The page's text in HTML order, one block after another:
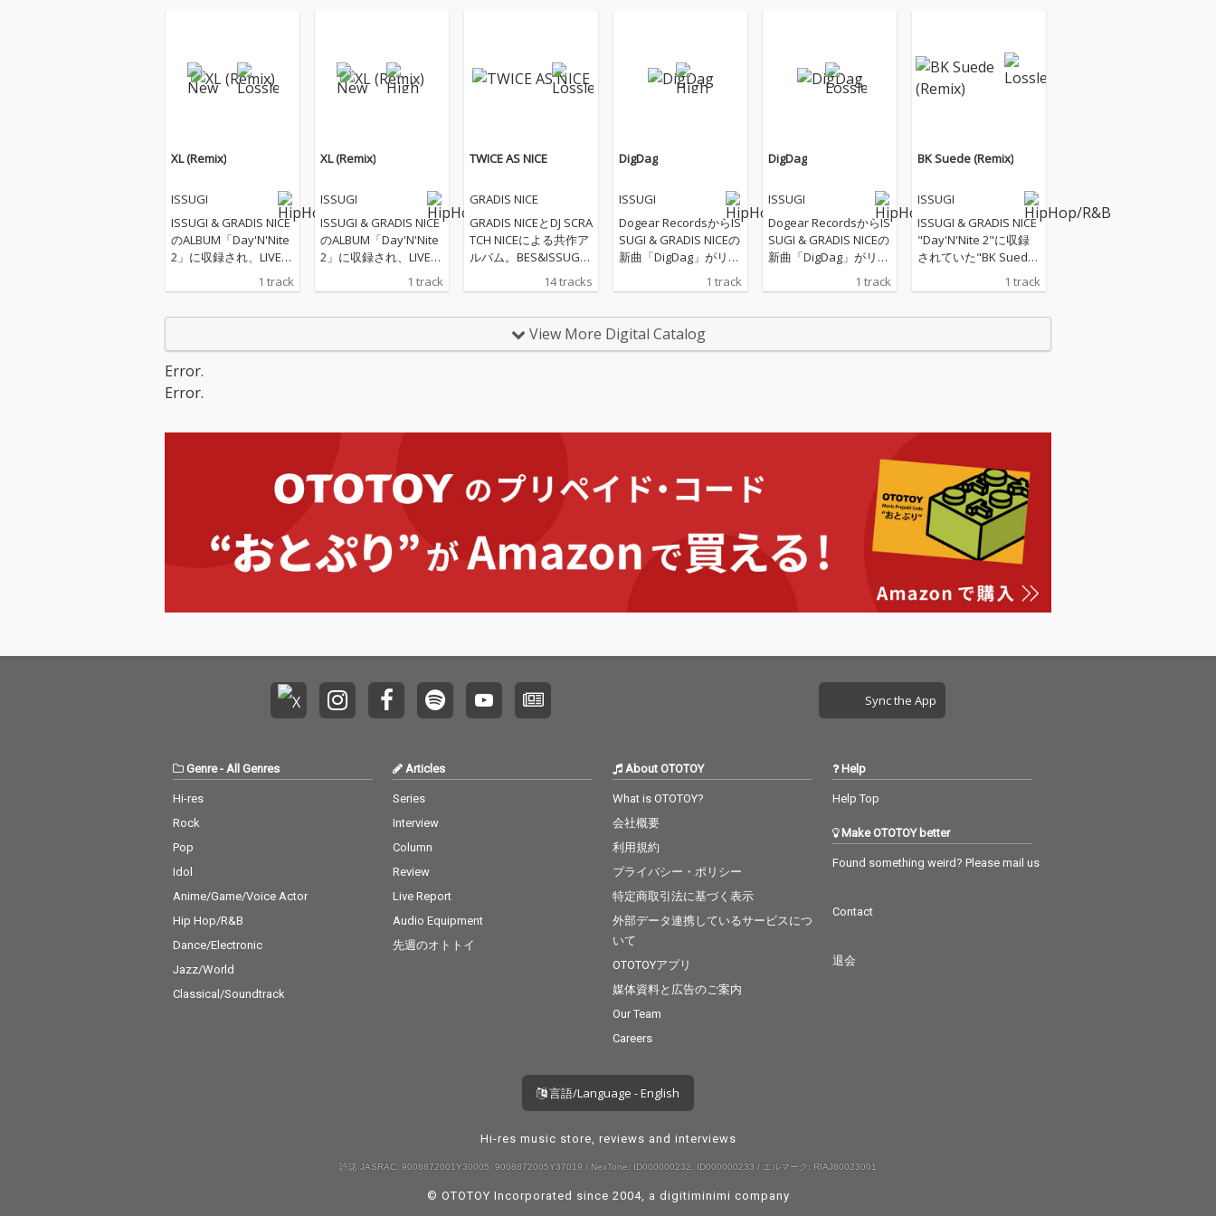
XL (Remix)
ISSUGI
ISSUGI & GRADIS NICE
のALBUM「Day'N'Nite
2」に収録され、LIVEで
る「XL」のRemixがfe
1 track
XL (Remix)
ISSUGI
ISSUGI & GRADIS NICE
のALBUM「Day'N'Nite
2」に収録され、LIVEで
る「XL」のRemixがfe
1 track
TWICE AS NICE
GRADIS NICE
GRADIS NICEとDJ SCRA
TCH NICEによる共作ア
ルバム。BES&ISSUG
I、KID FRESINO、C.O.
S.A.、仙人掌、ISSUGI
B.D.の声が吹き込まれ
たトラックとINSTRUM
14 tracks
DigDag
ISSUGI
Dogear RecordsからIS
SUGI & GRADIS NICEの
新曲「DigDag」がリリ
ース。 メロディアスな
フックに力強さと情緒
ク。アーバンな雰囲気
を体現する2人の現在
1 track
DigDag
ISSUGI
Dogear RecordsからIS
SUGI & GRADIS NICEの
新曲「DigDag」がリリ
ース。 メロディアスな
フックに力強さと情緒
1 track
BK Suede (Remix)
ISSUGI
ISSUGI & GRADIS NICE
"Day'N'Nite 2"に収録
されていた"BK Sued
e"のGRADIS NICE によ
るセルフリミックスが
1 track
View More Digital Catalog
Error.
Error.
Sync the App
Genre- All Genres
Hi-res
Rock
Pop
Idol
Anime/Game/Voice Actor
Hip Hop/R&B
Dance/Electronic
Jazz/World
Classical/Soundtrack
Articles
Series
Interview
Column
Review
Live Report
Audio Equipment
先週のオトトイ
About OTOTOY
What is OTOTOY?
会社概要
利用規約
プライバシー・ポリシー
特定商取引法に基づく表示
外部データ連携しているサービスにつ
いて
OTOTOYアプリ
媒体資料と広告のご案内
Our Team
Careers
Help
Help Top
Make OTOTOY better
Found something weird? Please mail us
Contact
退会
言語/Language - English
Hi-res music store, reviews and interviews
許諾 JASRAC: 9008872001Y30005, 9008872005Y37019 / NexTone: ID000000232, ID000000233 / エルマーク: RIAJ80023001
© OTOTOY Incorporated since 2004, a digitiminimi company